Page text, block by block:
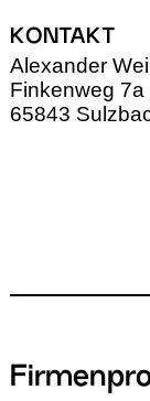
KONTAKT
Alexander
Finkenweg 7a
65843